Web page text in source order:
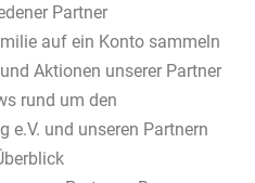
Partner
auf ein Konto sammeln
Aktionen unserer Partner
rund um den
e.V. und unseren Partnern